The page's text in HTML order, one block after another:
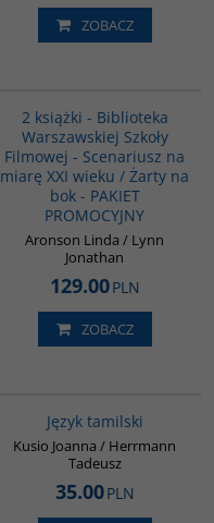
ZOBACZ
2 książki - Biblioteka
Warszawskiej Szkoły
Filmowej - Scenariusz na
miarę XXI wieku / Żarty na
bok - PAKIET
PROMOCYJNY
Aronson Linda / Lynn
Jonathan
129.00PLN
ZOBACZ
Język tamilski
Kusio Joanna / Herrmann
Tadeusz
35.00PLN